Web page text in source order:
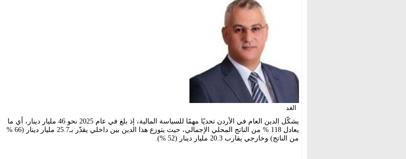
الغد
يشكّل الدين العام في الأردن تحديًا مهمًا للسياسة المالية، إذ بلغ في عام 2025 نحو 46 مليار دينار، أي ما
يعادل 118 % من الناتج المحلي الإجمالي، حيث يتوزع هذا الدين بين داخلي يقدّر بـ25.7 مليار دينار (66 %
من الناتج) وخارجي يقارب 20.3 مليار دينار (52 %).